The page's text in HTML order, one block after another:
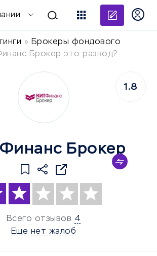
» Брокеры фондового
Брокер это развод?
Брокер
Всего отзывов 4
Еще нет жалоб
1.8